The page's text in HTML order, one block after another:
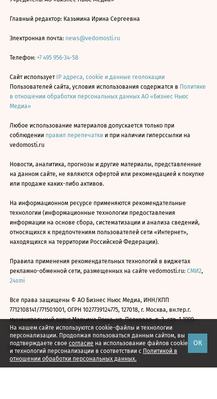
На нашем сайте используются cookie-файлы и технологии
персонализации. Продолжая пользоваться данным сайтом, вы
подтверждаете свое согласие на использование файлов cookie
и технологий персонализации в соответствии с Политикой в
отношении обработки персональных данных.
ОК
Главный редактор: Казьмина Ирина Сергеевна
Электронная почта: news@vedomosti.ru
Телефон: +7 495 956-34-58
Сайт использует IP адреса, cookie и данные геолокации
Пользователей сайта, условия использования содержатся в Политике
в отношении обработки персональных данных АО «Бизнес Ньюс
Медиа»
Любое использование материалов допускается только при
соблюдении правил перепечатки и при наличии гиперссылки на
vedomosti.ru
Новости, аналитика, прогнозы и другие материалы, представленные
на данном сайте, не являются офертой или рекомендацией к покупке
или продаже каких-либо активов.
На информационном ресурсе применяются рекомендательные
технологии (информационные технологии предоставления
информации на основе сбора, систематизации и анализа сведений,
относящихся к предпочтениям пользователей сети «Интернет»,
находящихся на территории Российской Федерации).
Правила применения рекомендательных технологий в виджетах
рекламно-обменной сети, размещенных на сайте vedomosti.ru: СМИ2,
24smi
Все права защищены © АО Бизнес Ньюс Медиа, ИНН/КПП
7712108141/771501001, ОГРН 1027739124775, 127018, г. Москва, вн.тер.г.
муниципальный округ Марьина Роща, ул. Полковая, д. 3, стр. 1 1999—
2026